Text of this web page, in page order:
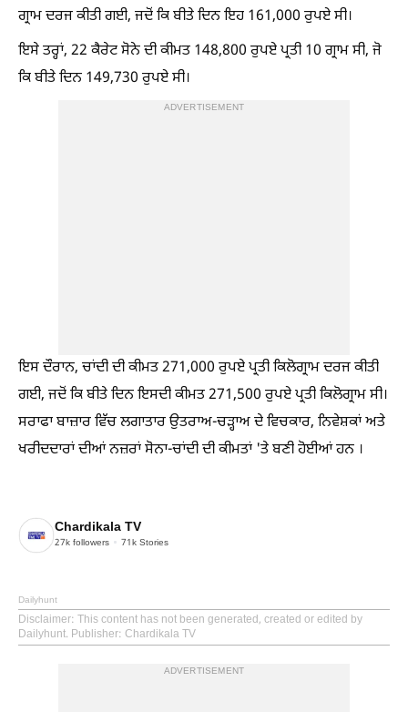
ਗ੍ਰਾਮ ਦਰਜ ਕੀਤੀ ਗਈ, ਜਦੋਂ ਕਿ ਬੀਤੇ ਦਿਨ ਇਹ 161,000 ਰੁਪਏ ਸੀ।
ਇਸੇ ਤਰ੍ਹਾਂ, 22 ਕੈਰੇਟ ਸੋਨੇ ਦੀ ਕੀਮਤ 148,800 ਰੁਪਏ ਪ੍ਰਤੀ 10 ਗ੍ਰਾਮ ਸੀ, ਜੋ
ਕਿ ਬੀਤੇ ਦਿਨ 149,730 ਰੁਪਏ ਸੀ।
ADVERTISEMENT
ਇਸ ਦੌਰਾਨ, ਚਾਂਦੀ ਦੀ ਕੀਮਤ 271,000 ਰੁਪਏ ਪ੍ਰਤੀ ਕਿਲੋਗ੍ਰਾਮ ਦਰਜ ਕੀਤੀ
ਗਈ, ਜਦੋਂ ਕਿ ਬੀਤੇ ਦਿਨ ਇਸਦੀ ਕੀਮਤ 271,500 ਰੁਪਏ ਪ੍ਰਤੀ ਕਿਲੋਗ੍ਰਾਮ ਸੀ।
ਸਰਾਫਾ ਬਾਜ਼ਾਰ ਵਿੱਚ ਲਗਾਤਾਰ ਉਤਰਾਅ-ਚੜ੍ਹਾਅ ਦੇ ਵਿਚਕਾਰ, ਨਿਵੇਸ਼ਕਾਂ ਅਤੇ
ਖਰੀਦਦਾਰਾਂ ਦੀਆਂ ਨਜ਼ਰਾਂ ਸੋਨਾ-ਚਾਂਦੀ ਦੀ ਕੀਮਤਾਂ 'ਤੇ ਬਣੀ ਹੋਈਆਂ ਹਨ ।
Chardikala TV
27k followers 71k Stories
Dailyhunt
Disclaimer: This content has not been generated, created or edited by
Dailyhunt. Publisher: Chardikala TV
ADVERTISEMENT